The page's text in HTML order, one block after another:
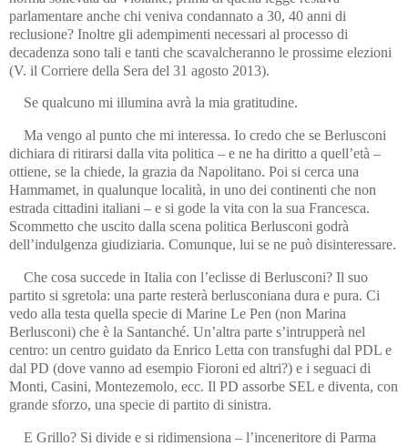
parlamentare anche chi veniva condannato a 30, 40 anni di
reclusione? Inoltre gli adempimenti necessari al processo di
decadenza sono tali e tanti che scavalcheranno le prossime elezioni
(V. il Corriere della Sera del 31 agosto 2013).
Se qualcuno mi illumina avrà la mia gratitudine.
Ma vengo al punto che mi interessa. Io credo che se Berlusconi
dichiara di ritirarsi dalla vita politica – e ne ha diritto a quell’età –
ottiene, se la chiede, la grazia da Napolitano. Poi si cerca una
Hammamet, in qualunque località, in uno dei continenti che non
estrada cittadini italiani – e si gode la vita con la sua Francesca.
Scommetto che uscito dalla scena politica Berlusconi godrà
dell’indulgenza giudiziaria. Comunque, lui se ne può disinteressare.
Che cosa succede in Italia con l’eclisse di Berlusconi? Il suo
partito si sgretola: una parte resterà berlusconiana dura e pura. Ci
vedo alla testa quella specie di Marine Le Pen (non Marina
Berlusconi) che è la Santanché. Un’altra parte s’intrupperà nel
centro: un centro guidato da Enrico Letta con transfughi dal PDL e
dal PD (dove vanno ad esempio Fioroni ed altri?) e i seguaci di
Monti, Casini, Montezemolo, ecc. Il PD assorbe SEL e diventa, con
grande sforzo, una specie di partito di sinistra.
E Grillo? Si divide e si ridimensiona – l’inceneritore di Parma